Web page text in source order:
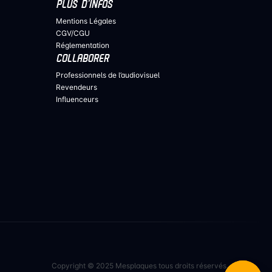
PLUS D’INFOS
Mentions Légales
CGV/CGU
Réglementation
COLLABORER
Professionnels de l’audiovisuel
Revendeurs
Influenceurs
Copyright © 2025 Mesplaques tous droits réservés.